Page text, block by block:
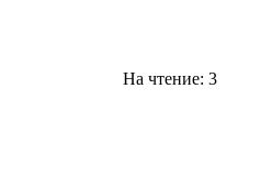
На чтение: 3